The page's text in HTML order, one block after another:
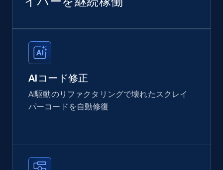
AIコード修正
AI駆動のリファクタリングで壊れたスクレイ
パーコードを自動修復